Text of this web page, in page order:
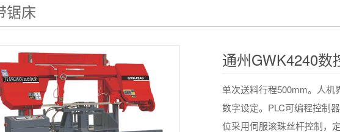
锯床
通州GWK4240数
单次送料行程500mm。人机
数字设定。PLC可编程控制
位采用伺服滚珠丝杆控制，